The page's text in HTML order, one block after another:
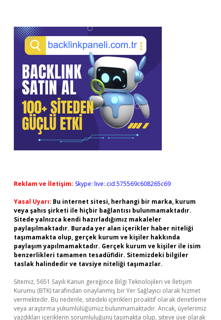
Reklam ve İletişim: Skype: live:.cid.575569c608265c69
Yasal Uyarı: Bu internet sitesi, herhangi bir marka, kurum
veya şahıs şirketi ile hiçbir bağlantısı bulunmamaktadır.
Sitede yalnızca kendi hazırladığımız makaleler
paylaşılmaktadır. Burada yer alan içerikler haber niteliği
taşımamakta olup, gerçek kurum ve kişiler hakkında
paylaşım yapılmamaktadır. Gerçek kurum ve kişiler ile isim
benzerlikleri tamamen tesadüfidir. Sitemizdeki bilgiler
taslak halindedir ve tavsiye niteliği taşımazlar.
Sitemiz, 5651 Sayılı Kanun gereğince Bilgi Teknolojileri ve İletişim
Kurumu (BTK) tarafından onaylanmış bir Yer Sağlayıcı olarak hizmet
vermektedir. Bu nedenle, sitedeki içerikleri proaktif olarak denetleme
veya araştırma yükümlülüğümüz bulunmamaktadır. Ancak, üyelerimiz
yazdıkları içeriklerin sorumluluğunu taşımakta olup, siteye üye olarak